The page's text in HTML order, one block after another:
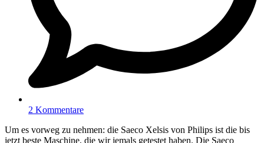
2 Kommentare
Um es vorweg zu nehmen: die Saeco Xelsis von Philips ist die bis
jetzt beste Maschine, die wir jemals getestet haben. Die Saeco